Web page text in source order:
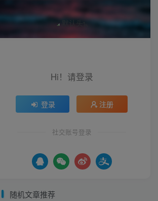
Hi！请登录
登录 注册
社交账号登录
随机文章推荐